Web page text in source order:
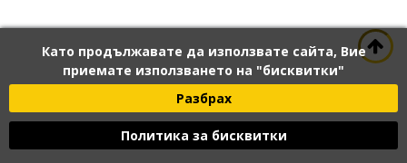
Като продължавате да използвате сайта, Вие
приемате използването на "бисквитки"
Разбрах
Политика за бисквитки